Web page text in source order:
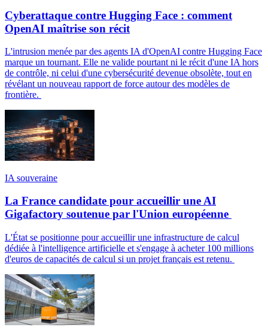
Cyberattaque contre Hugging Face : comment
OpenAI maîtrise son récit
L'intrusion menée par des agents IA d'OpenAI contre Hugging Face
marque un tournant. Elle ne valide pourtant ni le récit d'une IA hors
de contrôle, ni celui d'une cybersécurité devenue obsolète, tout en
révélant un nouveau rapport de force autour des modèles de
frontière.
IA souveraine
La France candidate pour accueillir une AI
Gigafactory soutenue par l'Union européenne
L'État se positionne pour accueillir une infrastructure de calcul
dédiée à l'intelligence artificielle et s'engage à acheter 100 millions
d'euros de capacités de calcul si un projet français est retenu.